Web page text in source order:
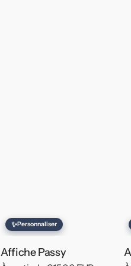
✨Personnaliser
Affiche Passy